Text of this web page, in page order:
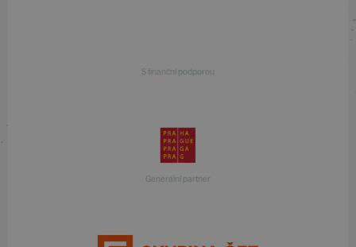
S finanční podporou
Generální partner